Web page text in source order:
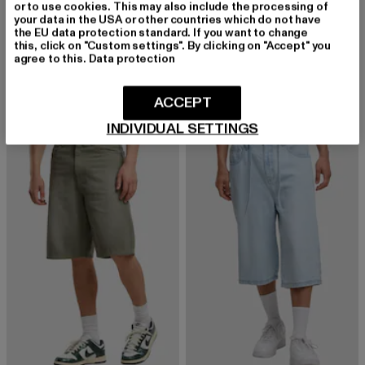
URBAN CLASSICS
Relaxed Denim
29,99 EUR
Derzeitiger Preis: 29,99 EUR
49,99 EURAktionspreis: 49,99 EUR
URBAN CLASSICS
Basic
-14%
or to use cookies. This may also include the processing of
your data in the USA or other countries which do not have
the EU data protection standard. If you want to change
this, click on "Custom settings". By clicking on "Accept" you
agree to this. Data protection
INDIVIDUAL SETTINGS
ACCEPT